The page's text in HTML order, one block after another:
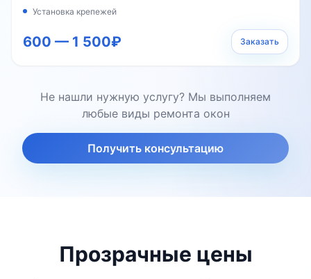
Установка крепежей
600 — 1 500₽ Заказать
Не нашли нужную услугу? Мы выполняем
любые виды ремонта окон
Получить консультацию
Прозрачные цены